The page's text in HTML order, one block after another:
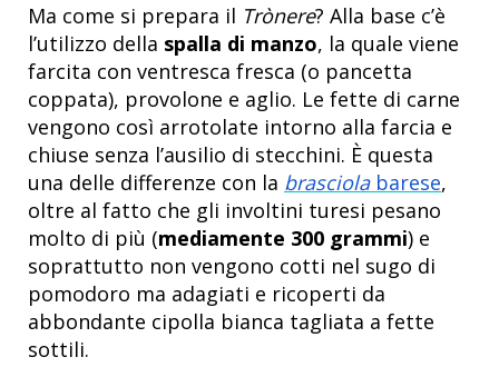
Ma come si prepara il Trònere? Alla base c’è
l’utilizzo della spalla di manzo, la quale viene
farcita con ventresca fresca (o pancetta
coppata), provolone e aglio. Le fette di carne
vengono così arrotolate intorno alla farcia e
chiuse senza l’ausilio di stecchini. È questa
una delle differenze con la brasciolabarese,
oltre al fatto che gli involtini turesi pesano
molto di più (mediamente 300 grammi) e
soprattutto non vengono cotti nel sugo di
pomodoro ma adagiati e ricoperti da
abbondante cipolla bianca tagliata a fette
sottili.